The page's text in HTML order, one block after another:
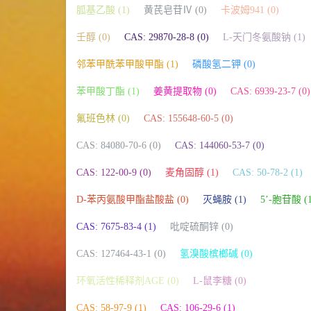
胍基乙酸 (1) 黄芪皂苷Ⅳ (0) 卡波姆941 (0)
壬醇 (0) CAS: 29870-28-8 (0) L-天门冬氨酸钠 (1)
邻苯甲酰苯甲酸甲酯 (1) 磷酸氢二钾 (0)
苯甲酸丁酯 (1) 姜黄提取物 (0) CAS: 6939-23-7 (0)
氟班色林 (0) CAS: 155648-60-5 (0)
CAS: 84080-70-6 (0) CAS: 144060-53-7 (0)
CAS: 122-00-9 (0) 麦角固醇 (1) CAS: 50-78-2 (1)
D-苯丙氨酸甲酯盐酸盐 (0) 灭蝇胺 (1) 5’-胞苷酸
CAS: 7675-83-4 (1) 吡啶硫酮锌 (0)
CAS: 127464-43-1 (0) 氢溴酸槟榔碱 (0)
环氧活性稀释剂AGE (0) L-鼠李糖 (0)
CAS: 58-97-9 (1) CAS: 106-29-6 (1)